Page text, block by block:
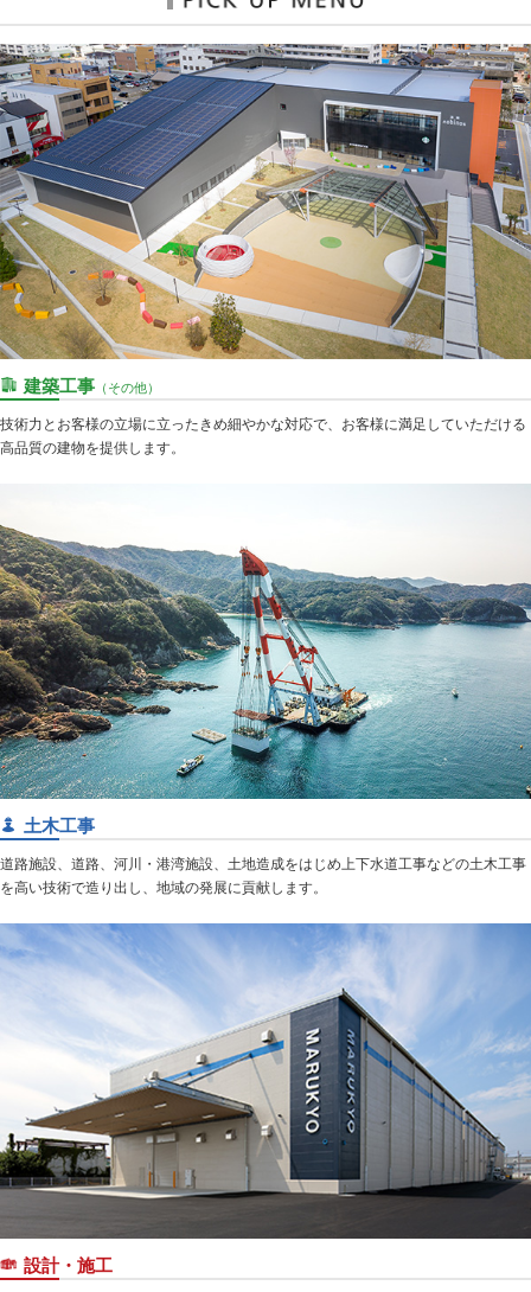
建築工事 （その他）
技術力とお客様の立場に立ったきめ細やかな対応で、お客様に満足していただける
高品質の建物を提供します。
土木工事
道路施設、道路、河川・港湾施設、土地造成をはじめ上下水道工事などの土木工事
を高い技術で造り出し、地域の発展に貢献します。
設計・施工